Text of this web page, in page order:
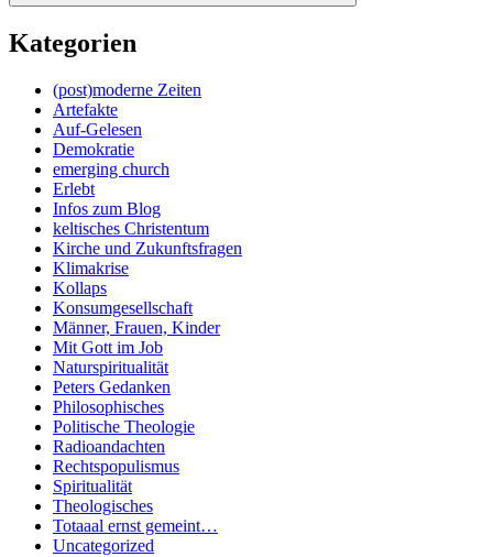
Kategorien
(post)moderne Zeiten
Artefakte
Auf-Gelesen
Demokratie
emerging church
Erlebt
Infos zum Blog
keltisches Christentum
Kirche und Zukunftsfragen
Klimakrise
Kollaps
Konsumgesellschaft
Männer, Frauen, Kinder
Mit Gott im Job
Naturspiritualität
Peters Gedanken
Philosophisches
Politische Theologie
Radioandachten
Rechtspopulismus
Spiritualität
Theologisches
Totaaal ernst gemeint…
Uncategorized